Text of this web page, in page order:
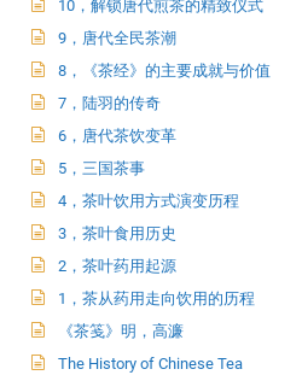
10，解锁唐代煎茶的精致仪式
9，唐代全民茶潮
8，《茶经》的主要成就与价值
7，陆羽的传奇
6，唐代茶饮变革
5，三国茶事
4，茶叶饮用方式演变历程
3，茶叶食用历史
2，茶叶药用起源
1，茶从药用走向饮用的历程
《茶笺》明，高濂
The History of Chinese Tea